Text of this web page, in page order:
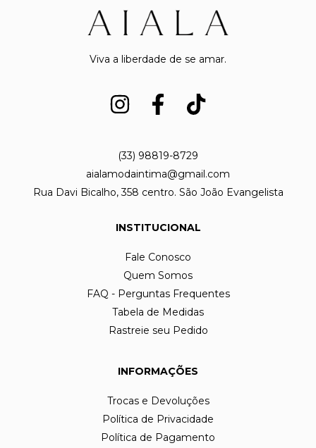
Viva a liberdade de se amar.
(33) 98819-8729
aialamodaintima@gmail.com
Rua Davi Bicalho, 358 centro. São João Evangelista
INSTITUCIONAL
Fale Conosco
Quem Somos
FAQ - Perguntas Frequentes
Tabela de Medidas
Rastreie seu Pedido
INFORMAÇÕES
Trocas e Devoluções
Política de Privacidade
Política de Pagamento